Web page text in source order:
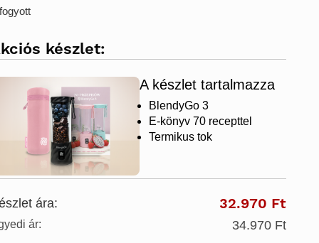
készlet:
A készlet tartalmazza
BlendyGo 3
E-könyv 70 recepttel
Termikus tok
ára: 32.970 Ft
ár: 34.970 Ft